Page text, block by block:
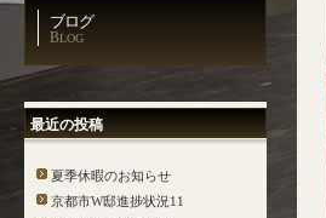
ブログ
BLOG
最近の投稿
夏季休暇のお知らせ
京都市W邸進捗状況11